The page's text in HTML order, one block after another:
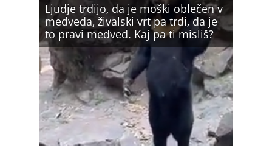
Ljudje trdijo, da je moški oblečen v
medveda, živalski vrt pa trdi, da je
to pravi medved. Kaj pa ti misliš?